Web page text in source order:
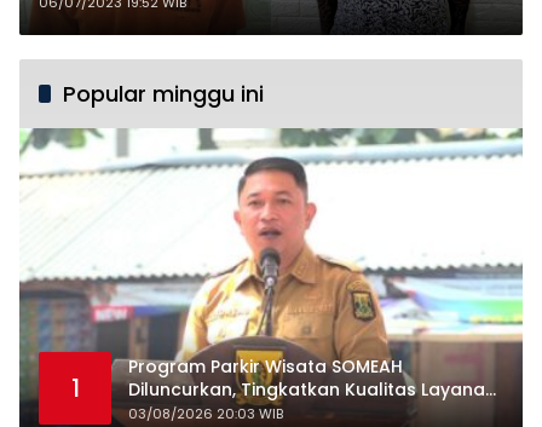
Popular minggu ini
1
Program Parkir Wisata SOMEAH
Diluncurkan, Tingkatkan Kualitas Layanan
Kepariwisataan
03/08/2026 20:03 WIB